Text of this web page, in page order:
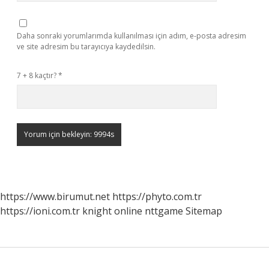
Daha sonraki yorumlarımda kullanılması için adım, e-posta adresim
ve site adresim bu tarayıcıya kaydedilsin.
7 + 8 kaçtır?*
https://www.birumut.net https://phyto.com.tr
https://ioni.com.tr knight online nttgame Sitemap